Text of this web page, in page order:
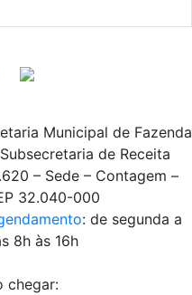
Municipal de Fazenda
de Receita
– Sede – Contagem –
32.040-000
: de segunda a
8h às 16h
chegar: